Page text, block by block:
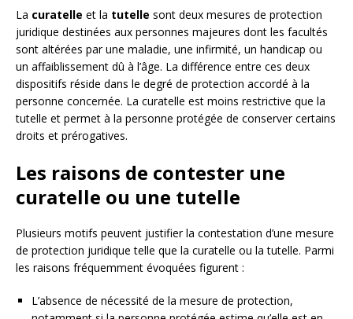
La curatelle et la tutelle sont deux mesures de protection
juridique destinées aux personnes majeures dont les facultés
sont altérées par une maladie, une infirmité, un handicap ou
un affaiblissement dû à l’âge. La différence entre ces deux
dispositifs réside dans le degré de protection accordé à la
personne concernée. La curatelle est moins restrictive que la
tutelle et permet à la personne protégée de conserver certains
droits et prérogatives.
Les raisons de contester une
curatelle ou une tutelle
Plusieurs motifs peuvent justifier la contestation d’une mesure
de protection juridique telle que la curatelle ou la tutelle. Parmi
les raisons fréquemment évoquées figurent :
L’absence de nécessité de la mesure de protection,